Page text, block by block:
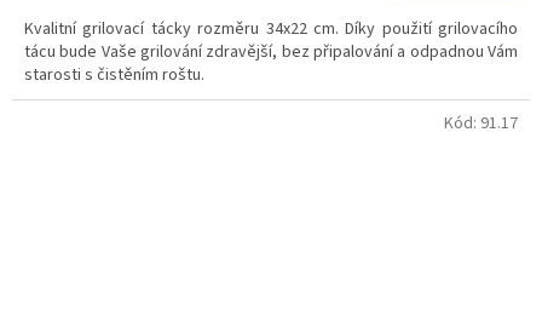
Kvalitní grilovací tácky rozměru 34x22 cm. Díky použití grilovacího
tácu bude Vaše grilování zdravější, bez připalování a odpadnou Vám
starosti s čistěním roštu.
Kód: 91.17